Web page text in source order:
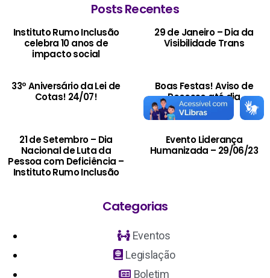
Posts Recentes
Instituto Rumo Inclusão
celebra 10 anos de
impacto social
29 de Janeiro – Dia da
Visibilidade Trans
33º Aniversário da Lei de
Cotas! 24/07!
Boas Festas! Aviso de
Recesso até dia
14/01/2024
21 de Setembro – Dia
Nacional de Luta da
Pessoa com Deficiência –
Instituto Rumo Inclusão
Evento Liderança
Humanizada – 29/06/23
Categorias
Eventos
Legislação
Boletim